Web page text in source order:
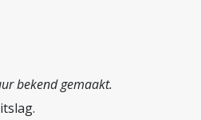
bekend gemaakt.